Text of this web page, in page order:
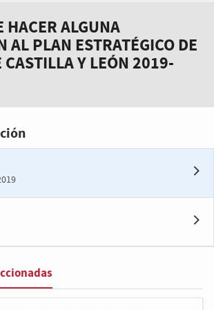
HACER ALGUNA
AL PLAN ESTRATÉGICO DE
CASTILLA Y LEÓN 2019-